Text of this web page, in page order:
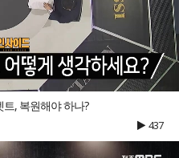
, 복원해야 하나?
437